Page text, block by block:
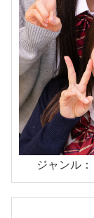
ジャンル